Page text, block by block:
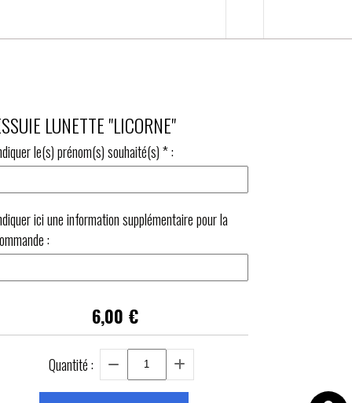
LUNETTE "LICORNE"
le(s) prénom(s) souhaité(s)*:
ici une information supplémentaire pour la
:
6,00 €
Quantité :